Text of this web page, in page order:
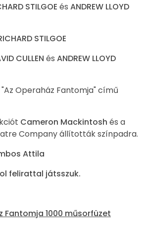
STILGOE és ANDREW LLOYD
STILGOE
CULLEN és ANDREW LLOYD
"Az Operaház Fantomja" című
Cameron Mackintosh és a
Company állították színpadra.
Attila
felirattal játsszuk.
Fantomja 1000 műsorfüzet